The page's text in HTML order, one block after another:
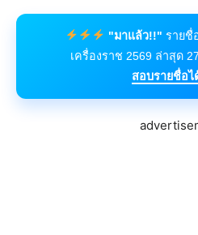
"มาแล้ว!!" รายชื่
เครื่องราช 2569 ล่าสุด
สอบรายชื่อ